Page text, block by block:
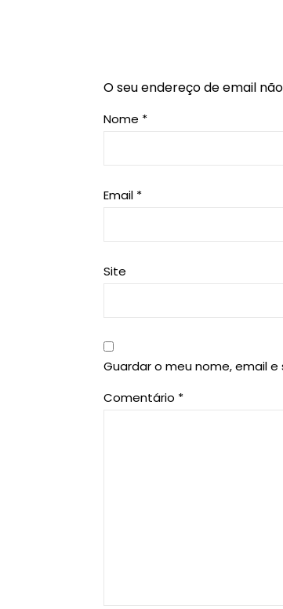
O seu endereço de email
Nome *
Email *
Site
Guardar o meu nome, email
Comentário *